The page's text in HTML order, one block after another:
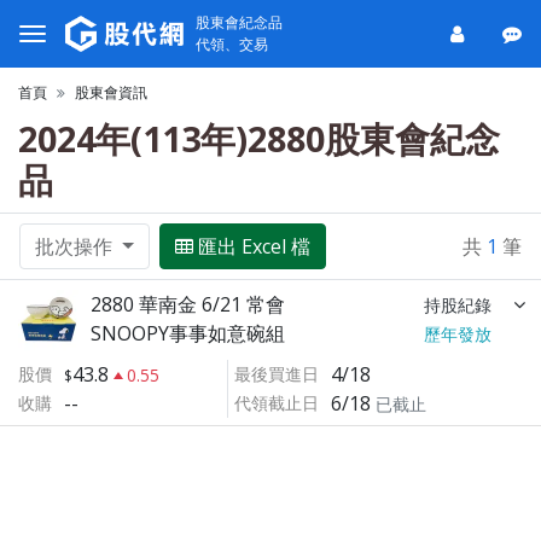
股東會紀念品
代領、交易
首頁 股東會資訊
2024年(113年)2880股東會紀念
品
批次操作 匯出 Excel 檔 共 1 筆
2880 華南金 6/21 常會 持股紀錄
SNOOPY事事如意碗組
歷年發放
股價
43.8
0.55
收購 --
最後買進日 4/18
代領截止日 6/18 已截止